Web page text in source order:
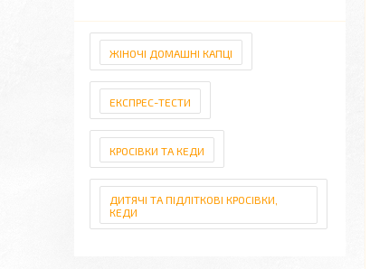
ЖІНОЧІ ДОМАШНІ КАПЦІ
ЕКСПРЕС-ТЕСТИ
КРОСІВКИ ТА КЕДИ
ДИТЯЧІ ТА ПІДЛІТКОВІ КРОСІВКИ,
КЕДИ